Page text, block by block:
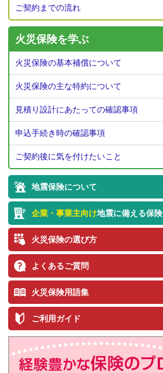
ご契約までの流れ
火災保険を学ぶ
火災保険の基本補償について
火災保険の主な特約について
見積り設計にあたっての確認事項
申込手続き時の確認事項
ご契約後に気を付けたいこと
地震保険について
企業・事業主向け地震に備える保険
火災保険の選び方
よくあるご質問
火災保険用語集
ご利用ガイド